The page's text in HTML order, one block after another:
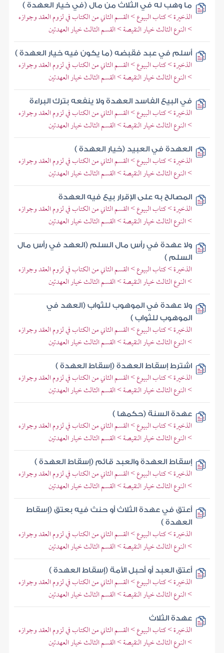
ما وهب له في الثلاث من مال (في خيار العهدة )
الذخيرة > كتاب البيوع > القسم الثاني من الكتاب في لزوم العقد وجوازه
> النوع الثالث خيار النقيصة > القسم الثالث خيار العهدتين
أسلم في عبد فقبضه (ما يكون فيه خيار العهدة )
الذخيرة > كتاب البيوع > القسم الثاني من الكتاب في لزوم العقد وجوازه
> النوع الثالث خيار النقيصة > القسم الثالث خيار العهدتين
في البيع الفاسد العهدة ولا ينفعه بترك البراءة
الذخيرة > كتاب البيوع > القسم الثاني من الكتاب في لزوم العقد وجوازه
> النوع الثالث خيار النقيصة > القسم الثالث خيار العهدتين
العهدة في العبيد (خيار العهدة )
الذخيرة > كتاب البيوع > القسم الثاني من الكتاب في لزوم العقد وجوازه
> النوع الثالث خيار النقيصة > القسم الثالث خيار العهدتين
المصالح به على الإقرار بيع فيه العهدة
الذخيرة > كتاب البيوع > القسم الثاني من الكتاب في لزوم العقد وجوازه
> النوع الثالث خيار النقيصة > القسم الثالث خيار العهدتين
ولا عهدة في رأس مال السلم (العهد في رأس مال
السلم )
الذخيرة > كتاب البيوع > القسم الثاني من الكتاب في لزوم العقد وجوازه
> النوع الثالث خيار النقيصة > القسم الثالث خيار العهدتين
ولا عهدة في الموهوب للثواب (العهد في
الموهوب للثواب )
الذخيرة > كتاب البيوع > القسم الثاني من الكتاب في لزوم العقد وجوازه
> النوع الثالث خيار النقيصة > القسم الثالث خيار العهدتين
اشترط إسقاط العهدة (إسقاط العهدة )
الذخيرة > كتاب البيوع > القسم الثاني من الكتاب في لزوم العقد وجوازه
> النوع الثالث خيار النقيصة > القسم الثالث خيار العهدتين
عهدة السنة (حكمها )
الذخيرة > كتاب البيوع > القسم الثاني من الكتاب في لزوم العقد وجوازه
> النوع الثالث خيار النقيصة > القسم الثالث خيار العهدتين
إسقاط العهدة والعبد قائم (إسقاط العهدة )
الذخيرة > كتاب البيوع > القسم الثاني من الكتاب في لزوم العقد وجوازه
> النوع الثالث خيار النقيصة > القسم الثالث خيار العهدتين
أعتق في عهدة الثلاث أو حنث فيه بعتق (إسقاط
العهدة )
الذخيرة > كتاب البيوع > القسم الثاني من الكتاب في لزوم العقد وجوازه
> النوع الثالث خيار النقيصة > القسم الثالث خيار العهدتين
أعتق العبد أو أحبل الأمة (إسقاط العهدة )
الذخيرة > كتاب البيوع > القسم الثاني من الكتاب في لزوم العقد وجوازه
> النوع الثالث خيار النقيصة > القسم الثالث خيار العهدتين
عهدة الثلاث
الذخيرة > كتاب البيوع > القسم الثاني من الكتاب في لزوم العقد وجوازه
> النوع الثالث خيار النقيصة > القسم الثالث خيار العهدتين